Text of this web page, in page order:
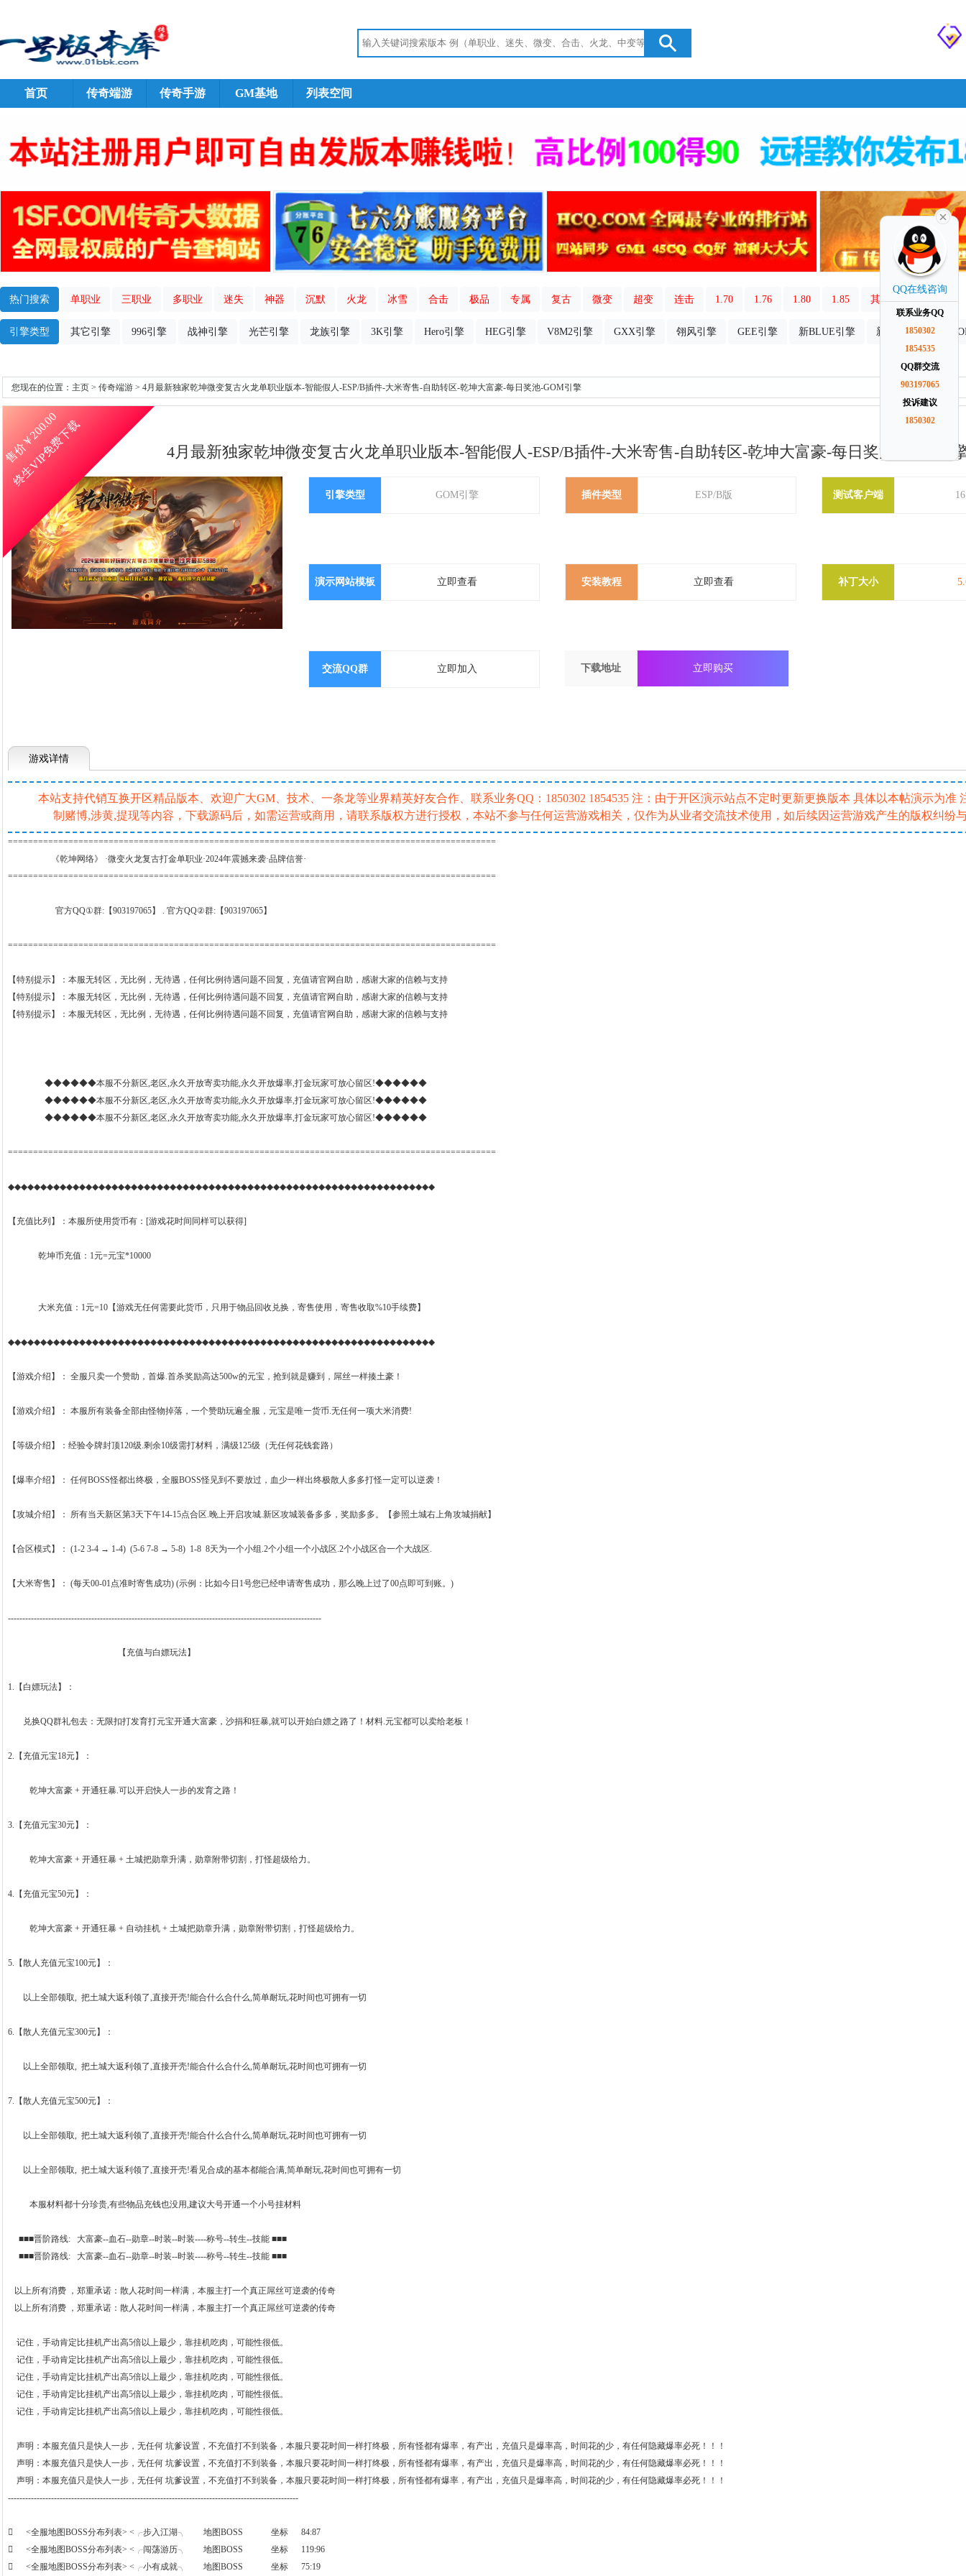
首页 传奇端游 传奇手游 GM基地 列表空间
热门搜索 单职业 三职业 多职业 迷失 神器 沉默 火龙 冰雪 合击 极品 专属 复古 微变 超变 连击 1.70 1.76 1.80 1.85 其它类型
引擎类型 其它引擎 996引擎 战神引擎 光芒引擎 龙族引擎 3K引擎 Hero引擎 HEG引擎 V8M2引擎 GXX引擎 翎风引擎 GEE引擎 新BLUE引擎 新GOM引擎
您现在的位置： 主页 > 传奇端游 > 4月最新独家乾坤微变复古火龙单职业版本-智能假人-ESP/B插件-大米寄售-自助转区-乾坤大富豪-每日奖池-GOM引擎
售价￥
200.00
终生VIP免费下载 4月最新独家乾坤微变复古火龙单职业版本-智能假人-ESP/B插件-大米寄售-自助转区-乾坤大富豪-每日奖池-GOM引
引擎类型 GOM引擎 插件类型 ESP/B版 测试客户端
演示网站模板 立即查看 安装教程 立即查看 补丁大小
交流QQ群 立即加入 下载地址 立即购买
游戏详情
本站支持代销互换开区精品版本、欢迎广大GM、技术、一条龙等业界精英好友合作、联系业务QQ：1850302 1854535 注：由于开区演示站点不定时更新更换版本 具体以本帖演示为准
制赌博,涉黄,提现等内容，下载源码后，如需运营或商用，请联系版权方进行授权，本站不参与任何运营游戏相关，仅作为从业者交流技术使用，如后续因运营游戏产生的版权纠纷
=================================================================================================
《乾坤网络》 ·微变火龙复古打金单职业·2024年震撼来袭·品牌信誉·
=================================================================================================
官方QQ①群:【903197065】 . 官方QQ②群:【903197065】
=================================================================================================
【特别提示】：本服无转区，无比例，无待遇，任何比例待遇问题不回复，充值请官网自助，感谢大家的信赖与支持
【特别提示】：本服无转区，无比例，无待遇，任何比例待遇问题不回复，充值请官网自助，感谢大家的信赖与支持
【特别提示】：本服无转区，无比例，无待遇，任何比例待遇问题不回复，充值请官网自助，感谢大家的信赖与支持
◆◆◆◆◆◆本服不分新区,老区,永久开放寄卖功能,永久开放爆率,打金玩家可放心留区!◆◆◆◆◆◆
◆◆◆◆◆◆本服不分新区,老区,永久开放寄卖功能,永久开放爆率,打金玩家可放心留区!◆◆◆◆◆◆
◆◆◆◆◆◆本服不分新区,老区,永久开放寄卖功能,永久开放爆率,打金玩家可放心留区!◆◆◆◆◆◆
=================================================================================================
◆◆◆◆◆◆◆◆◆◆◆◆◆◆◆◆◆◆◆◆◆◆◆◆◆◆◆◆◆◆◆◆◆◆◆◆◆◆◆◆◆◆◆◆◆◆◆◆◆◆◆◆◆◆◆◆◆◆◆◆◆◆◆◆◆◆
【充值比列】：本服所使用货币有：[游戏花时间同样可以获得]
乾坤币充值：1元=元宝*10000
大米充值：1元=10【游戏无任何需要此货币，只用于物品回收兑换，寄售使用，寄售收取%10手续费】
◆◆◆◆◆◆◆◆◆◆◆◆◆◆◆◆◆◆◆◆◆◆◆◆◆◆◆◆◆◆◆◆◆◆◆◆◆◆◆◆◆◆◆◆◆◆◆◆◆◆◆◆◆◆◆◆◆◆◆◆◆◆◆◆◆◆
【游戏介绍】： 全服只卖一个赞助，首爆.首杀奖励高达500w的元宝，抢到就是赚到，屌丝一样揍土豪！
【游戏介绍】： 本服所有装备全部由怪物掉落，一个赞助玩遍全服，元宝是唯一货币.无任何一项大米消费!
【等级介绍】：经验令牌封顶120级.剩余10级需打材料，满级125级（无任何花钱套路）
【爆率介绍】： 任何BOSS怪都出终极，全服BOSS怪见到不要放过，血少一样出终极散人多多打怪一定可以逆袭！
【攻城介绍】： 所有当天新区第3天下午14-15点合区.晚上开启攻城.新区攻城装备多多，奖励多多。【参照土城右上角攻城捐献】
【合区模式】： (1-2 3-4 → 1-4) (5-6 7-8 → 5-8) 1-8 8天为一个小组.2个小组一个小战区.2个小战区合一个大战区.
【大米寄售】： (每天00-01点准时寄售成功) (示例：比如今日1号您已经申请寄售成功，那么晚上过了00点即可到账。)
-------------------------------------------------------------------------------------------------------------
【充值与白嫖玩法】
1.【白嫖玩法】：
兑换QQ群礼包去：无限扣打发育打元宝开通大富豪，沙捐和狂暴,就可以开始白嫖之路了！材料.元宝都可以卖给老板！
2.【充值元宝18元】：
乾坤大富豪 + 开通狂暴.可以开启快人一步的发育之路！
3.【充值元宝30元】：
乾坤大富豪 + 开通狂暴 + 土城把勋章升满，勋章附带切割，打怪超级给力。
4.【充值元宝50元】：
乾坤大富豪 + 开通狂暴 + 自动挂机 + 土城把勋章升满，勋章附带切割，打怪超级给力。
5.【散人充值元宝100元】：
以上全部领取, 把土城大返利领了,直接开壳!能合什么合什么,简单耐玩,花时间也可拥有一切
6.【散人充值元宝300元】：
以上全部领取, 把土城大返利领了,直接开壳!能合什么合什么,简单耐玩,花时间也可拥有一切
7.【散人充值元宝500元】：
以上全部领取, 把土城大返利领了,直接开壳!能合什么合什么,简单耐玩,花时间也可拥有一切
以上全部领取, 把土城大返利领了,直接开壳!看见合成的基本都能合满,简单耐玩,花时间也可拥有一切
本服材料都十分珍贵,有些物品充钱也没用,建议大号开通一个小号挂材料
■■■晋阶路线: 大富豪--血石--勋章--时装--时装----称号--转生--技能 ■■■
■■■晋阶路线: 大富豪--血石--勋章--时装--时装----称号--转生--技能 ■■■
以上所有消费 ，郑重承诺：散人花时间一样满，本服主打一个真正屌丝可逆袭的传奇
以上所有消费 ，郑重承诺：散人花时间一样满，本服主打一个真正屌丝可逆袭的传奇
记住，手动肯定比挂机产出高5倍以上最少，靠挂机吃肉，可能性很低。
记住，手动肯定比挂机产出高5倍以上最少，靠挂机吃肉，可能性很低。
记住，手动肯定比挂机产出高5倍以上最少，靠挂机吃肉，可能性很低。
记住，手动肯定比挂机产出高5倍以上最少，靠挂机吃肉，可能性很低。
记住，手动肯定比挂机产出高5倍以上最少，靠挂机吃肉，可能性很低。
声明：本服充值只是快人一步，无任何 坑爹设置，不充值打不到装备，本服只要花时间一样打终极，所有怪都有爆率，有产出，充值只是爆率高，时间花的少，有任何隐藏爆率必死！！！
声明：本服充值只是快人一步，无任何 坑爹设置，不充值打不到装备，本服只要花时间一样打终极，所有怪都有爆率，有产出，充值只是爆率高，时间花的少，有任何隐藏爆率必死！！！
声明：本服充值只是快人一步，无任何 坑爹设置，不充值打不到装备，本服只要花时间一样打终极，所有怪都有爆率，有产出，充值只是爆率高，时间花的少，有任何隐藏爆率必死！！！
-----------------------------------------------------------------------------------------------------
 <全服地图BOSS分布列表> <╭步入江湖╮ 地图BOSS 坐标 84:87
 <全服地图BOSS分布列表> <╭闯荡游历╮ 地图BOSS 坐标 119:96
 <全服地图BOSS分布列表> <╭小有成就╮ 地图BOSS 坐标 75:19
QQ在线咨询
联系业务QQ
1850302
1854535
QQ群交流
903197065
投诉建议
1850302